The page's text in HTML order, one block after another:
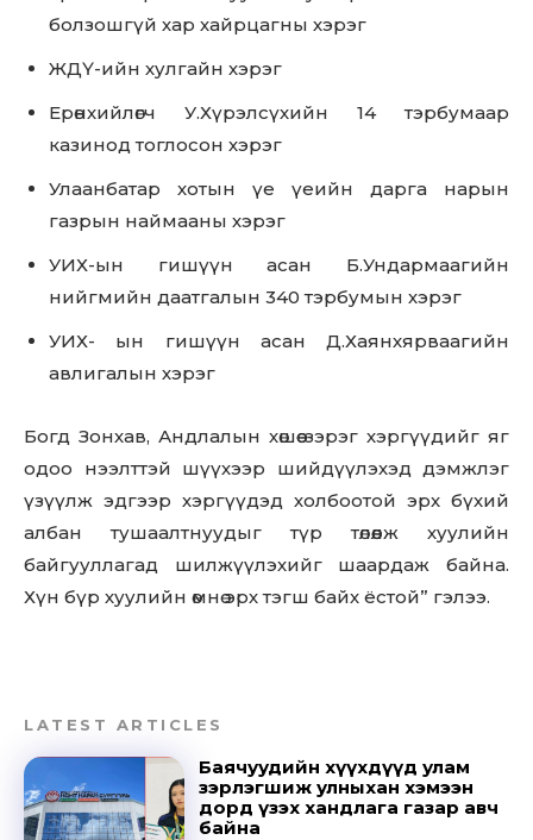
Don't miss
out!
Sing up for our newsletter
to stay in the loop.
SUBSCRIBE
болзошгүй хар хайрцагны хэрэг
ЖДҮ-ийн хулгайн хэрэг
Ерөнхийлөгч У.Хүрэлсүхийн 14 тэрбумаар
казинод тоглосон хэрэг
Улаанбатар хотын үе үеийн дарга нарын
газрын наймааны хэрэг
УИХ-ын гишүүн асан Б.Ундармаагийн
нийгмийн даатгалын 340 тэрбумын хэрэг
УИХ- ын гишүүн асан Д.Хаянхярваагийн
авлигалын хэрэг
Богд Зонхав, Андлалын хөшөө зэрэг хэргүүдийг яг
одоо нээлттэй шүүхээр шийдүүлэхэд дэмжлэг
үзүүлж эдгээр хэргүүдэд холбоотой эрх бүхий
албан тушаалтнуудыг түр төлөөлж хуулийн
байгууллагад шилжүүлэхийг шаардаж байна.
Хүн бүр хуулийн өмнө эрх тэгш байх ёстой” гэлээ.
LATEST ARTICLES
Баячуудийн хүүхдүүд улам
зэрлэгшиж улныхан хэмээн
дорд үзэх хандлага газар авч
байна